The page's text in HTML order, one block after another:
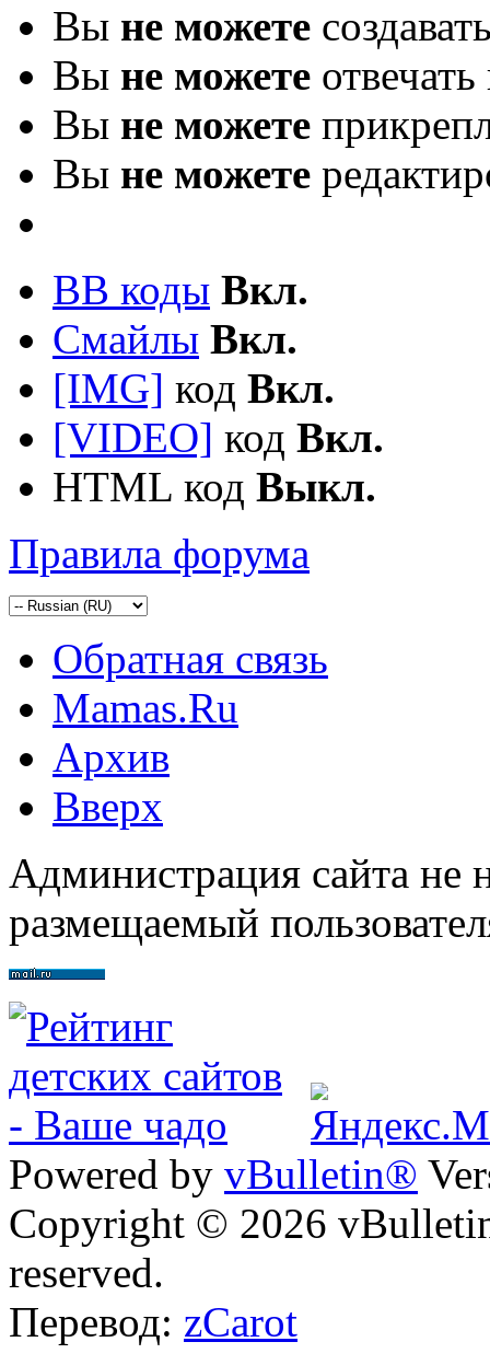
Вы не можете
Вы не можете
Вы не можете
Вы не можете
BB коды Вкл.
Смайлы Вкл.
[IMG] код Вкл.
[VIDEO] код Вкл.
HTML код Выкл.
Правила форума
Обратная связь
Mamas.Ru
Архив
Вверх
Администрация сайта не
размещаемый
Powered by vBulletin®
Copyright © 2026
reserved.
Перевод: zCarot